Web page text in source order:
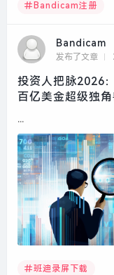
Bandicam注册
Bandicam
发布了文章
投资人把脉2026
百亿美金超级独
...
班迪录屏下载